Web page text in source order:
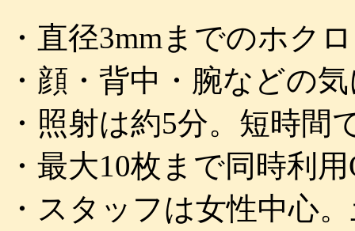
・直径3mmまでのホク
・顔・背中・腕などの
・照射は約5分。短時
・最大10枚まで同時利
・スタッフは女性中心